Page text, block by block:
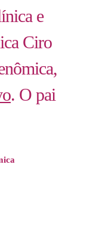
e
Ciro
. O pai